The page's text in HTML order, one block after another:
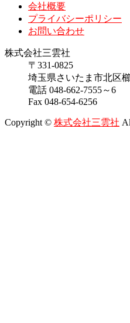
会社概要
プライバシーポリシー
お問い合わせ
株式会社三雲社
〒331-0825
埼玉県さいたま市北区
電話 048-662-7555～6
Fax 048-654-6256
Copyright © 株式会社三雲社